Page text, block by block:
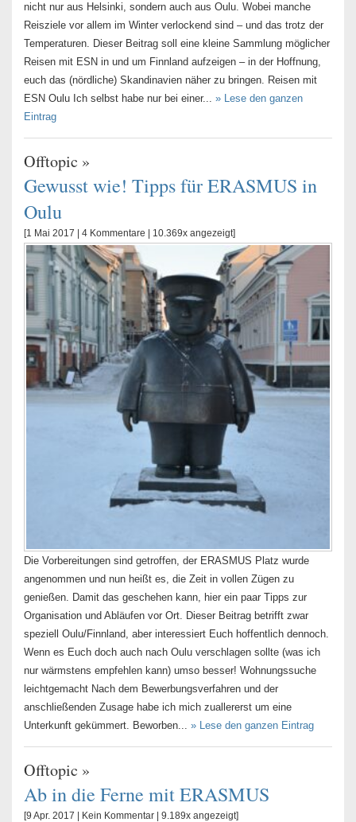
nicht nur aus Helsinki, sondern auch aus Oulu. Wobei manche
Reisziele vor allem im Winter verlockend sind – und das trotz der
Temperaturen. Dieser Beitrag soll eine kleine Sammlung möglicher
Reisen mit ESN in und um Finnland aufzeigen – in der Hoffnung,
euch das (nördliche) Skandinavien näher zu bringen. Reisen mit
ESN Oulu Ich selbst habe nur bei einer... » Lese den ganzen
Eintrag
Offtopic »
Gewusst wie! Tipps für ERASMUS in
Oulu
[1 Mai 2017 | 4 Kommentare | 10.369x angezeigt]
Die Vorbereitungen sind getroffen, der ERASMUS Platz wurde
angenommen und nun heißt es, die Zeit in vollen Zügen zu
genießen. Damit das geschehen kann, hier ein paar Tipps zur
Organisation und Abläufen vor Ort. Dieser Beitrag betrifft zwar
speziell Oulu/Finnland, aber interessiert Euch hoffentlich dennoch.
Wenn es Euch doch auch nach Oulu verschlagen sollte (was ich
nur wärmstens empfehlen kann) umso besser! Wohnungssuche
leichtgemacht Nach dem Bewerbungsverfahren und der
anschließenden Zusage habe ich mich zuallererst um eine
Unterkunft gekümmert. Beworben... » Lese den ganzen Eintrag
Offtopic »
Ab in die Ferne mit ERASMUS
[9 Apr. 2017 | Kein Kommentar | 9.189x angezeigt]